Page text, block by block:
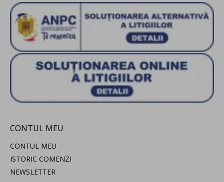
CONTUL MEU
CONTUL MEU
ISTORIC COMENZI
NEWSLETTER